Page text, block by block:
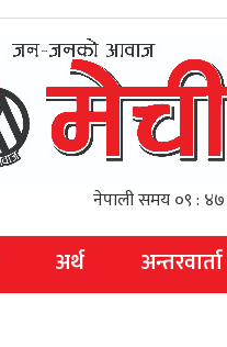
अर्थ अन्तरवार्ता